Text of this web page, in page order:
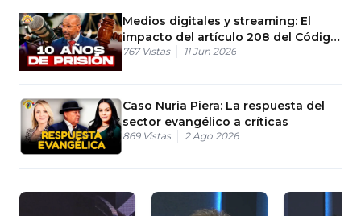
Medios digitales y streaming: El
impacto del artículo 208 del Código
Penal
767 Vistas 11 Jun 2026
Caso Nuria Piera: La respuesta del
sector evangélico a críticas
869 Vistas 2 Ago 2026